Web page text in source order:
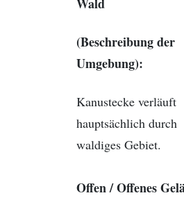
(Beschreibung der
Umgebung):
Kanustecke verläuft
hauptsächlich durch
waldiges Gebiet.
Offen / Offenes